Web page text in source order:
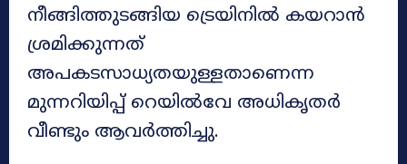
നീങ്ങിത്തുടങ്ങിയ ട്രെയിനിൽ കയറാൻ
ശ്രമിക്കുന്നത്
അപകടസാധ്യതയുള്ളതാണെന്ന
മുന്നറിയിപ്പ് റെയിൽവേ അധികൃതർ
വീണ്ടും ആവർത്തിച്ചു.